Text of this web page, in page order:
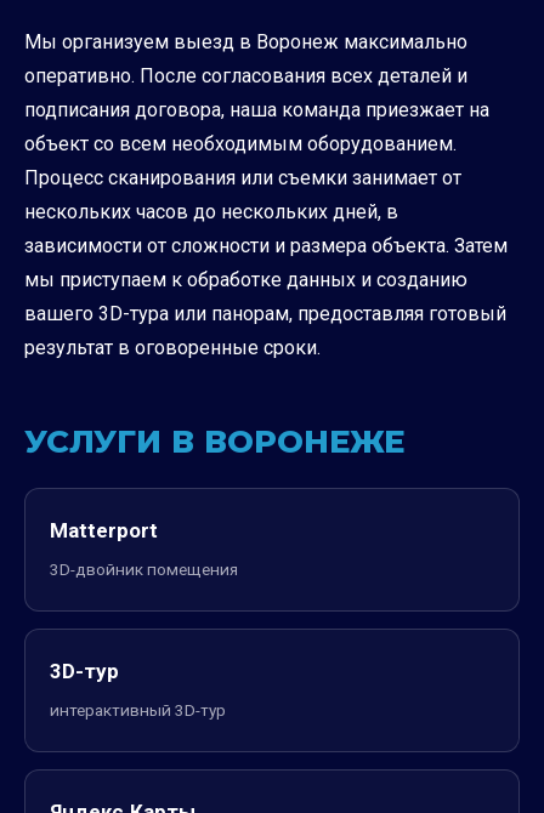
Мы организуем выезд в Воронеж максимально
оперативно. После согласования всех деталей и
подписания договора, наша команда приезжает на
объект со всем необходимым оборудованием.
Процесс сканирования или съемки занимает от
нескольких часов до нескольких дней, в
зависимости от сложности и размера объекта. Затем
мы приступаем к обработке данных и созданию
вашего 3D-тура или панорам, предоставляя готовый
результат в оговоренные сроки.
УСЛУГИ В ВОРОНЕЖЕ
Matterport
3D-двойник помещения
3D-тур
интерактивный 3D-тур